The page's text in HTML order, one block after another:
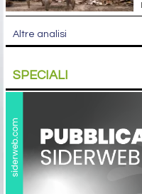
Altre analisi
SPECIALI